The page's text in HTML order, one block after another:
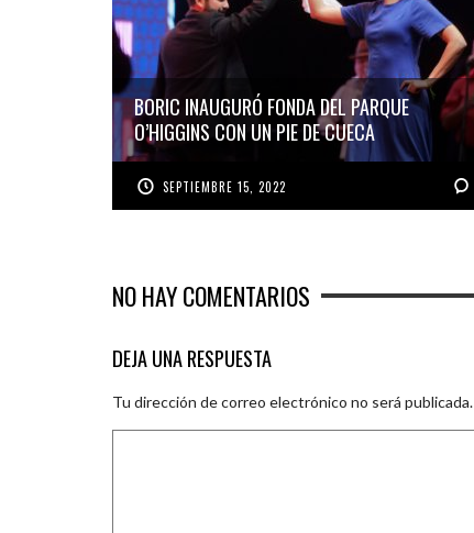
BORIC INAUGURÓ FONDA DEL PARQUE
O’HIGGINS CON UN PIE DE CUECA
SEPTIEMBRE 15, 2022
NO HAY COMENTARIOS
DEJA UNA RESPUESTA
Tu dirección de correo electrónico no será publicada.